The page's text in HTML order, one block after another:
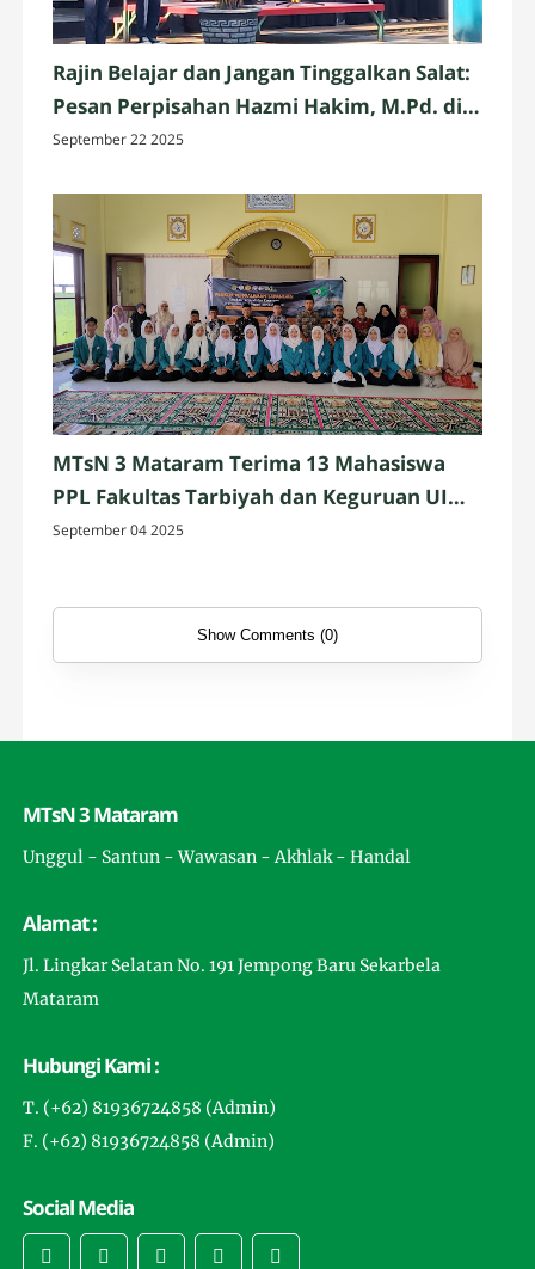
Rajin Belajar dan Jangan Tinggalkan Salat:
Pesan Perpisahan Hazmi Hakim, M.Pd. di
MTsN 3 Mataram
September 22 2025
MTsN 3 Mataram Terima 13 Mahasiswa
PPL Fakultas Tarbiyah dan Keguruan UIN
Mataram
September 04 2025
Show Comments (0)
MTsN 3 Mataram
Unggul - Santun - Wawasan - Akhlak - Handal
Alamat :
Jl. Lingkar Selatan No. 191 Jempong Baru Sekarbela
Mataram
Hubungi Kami :
T. (+62) 81936724858 (Admin)
F. (+62) 81936724858 (Admin)
Social Media